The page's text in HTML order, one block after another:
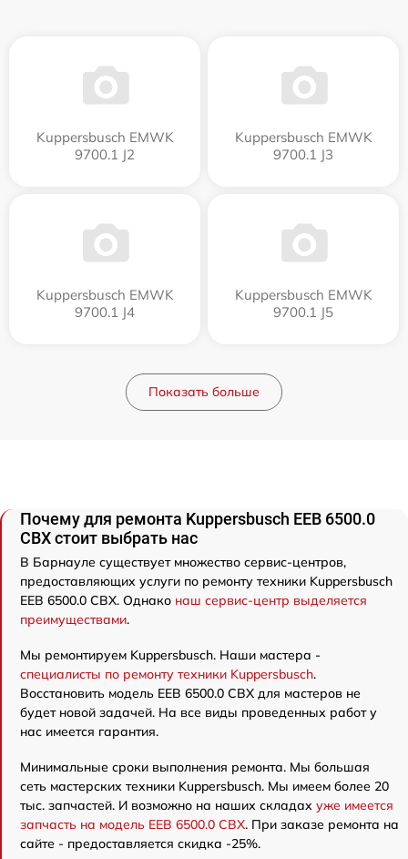
Kuppersbusch EMWK
9700.1 J2
Kuppersbusch EMWK
9700.1 J3
Kuppersbusch EMWK
9700.1 J4
Kuppersbusch EMWK
9700.1 J5
Показать больше
Почему для ремонта Kuppersbusch EEB 6500.0
CBX стоит выбрать нас
В Барнауле существует множество сервис-центров,
предоставляющих услуги по ремонту техники Kuppersbusch
EEB 6500.0 CBX. Однако наш сервис-центр выделяется
преимуществами.
Мы ремонтируем Kuppersbusch. Наши мастера -
специалисты по ремонту техники Kuppersbusch.
Восстановить модель EEB 6500.0 CBX для мастеров не
будет новой задачей. На все виды проведенных работ у
нас имеется гарантия.
Минимальные сроки выполнения ремонта. Мы большая
сеть мастерских техники Kuppersbusch. Мы имеем более 20
тыс. запчастей. И возможно на наших складах уже имеется
запчасть на модель EEB 6500.0 CBX. При заказе ремонта на
сайте - предоставляется скидка -25%.